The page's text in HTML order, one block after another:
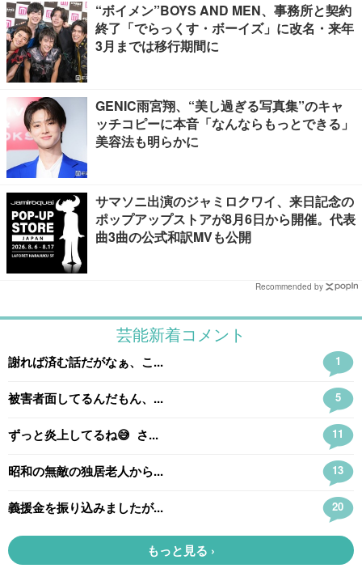
“ボイメン”BOYS AND MEN、事務所と契約
終了「でらっくす・ボーイズ」に改名・来年
3月までは移行期間に
GENIC雨宮翔、“美し過ぎる写真集”のキャ
ッチコピーに本音「なんならもっとできる」
美容法も明らかに
サマソニ出演のジャミロクワイ、来日記念の
ポップアップストアが8月6日から開催。代表
曲3曲の公式和訳MVも公開
Recommended by